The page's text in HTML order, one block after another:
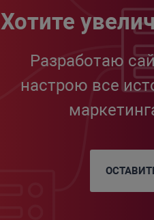
Хотите
Разработаю
настрою все